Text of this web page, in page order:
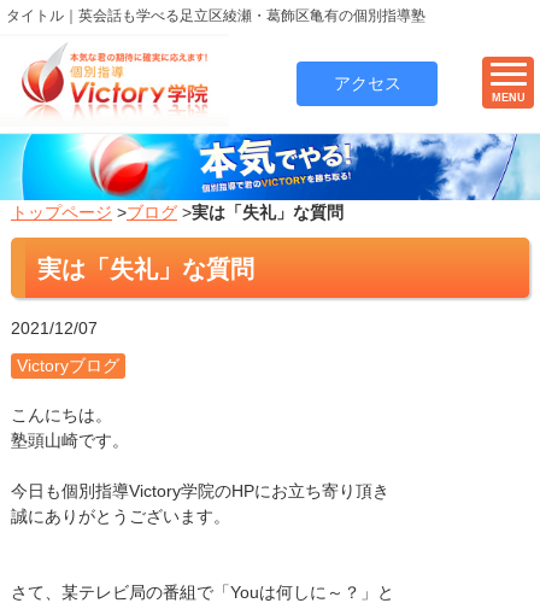
タイトル｜英会話も学べる足立区綾瀬・葛飾区亀有の個別指導塾
アクセス
MENU
トップページ >ブログ>実は「失礼」な質問
実は「失礼」な質問
2021/12/07
Victoryブログ
こんにちは。
塾頭山崎です。
今日も個別指導Victory学院のHPにお立ち寄り頂き
誠にありがとうございます。
さて、某テレビ局の番組で「Youは何しに～？」と